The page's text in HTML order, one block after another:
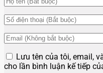
Lưu tên của tôi, email,
cho lần bình luận kế tiếp